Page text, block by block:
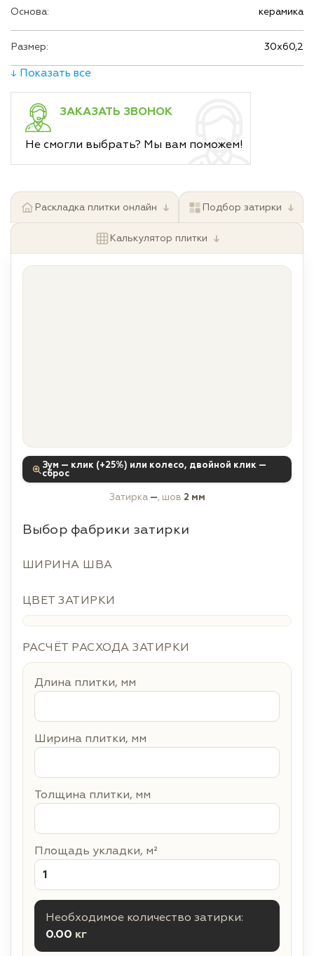
Основа: керамика
Размер: 30х60,2
↓ Показать все
ЗАКАЗАТЬ ЗВОНОК
Не смогли выбрать? Мы вам поможем!
Раскладка плитки онлайн ↓ Подбор затирки ↓
Калькулятор плитки ↓
Зум — клик (+25%) или колесо, двойной клик —
сброс
Затирка —, шов 2 мм
Выбор фабрики затирки
ШИРИНА ШВА
ЦВЕТ ЗАТИРКИ
РАСЧЁТ РАСХОДА ЗАТИРКИ
Длина плитки, мм
Ширина плитки, мм
Толщина плитки, мм
Площадь укладки, м²
Необходимое количество затирки:
0.00 кг